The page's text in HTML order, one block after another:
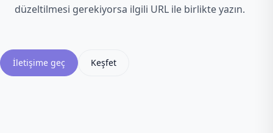
düzeltilmesi gerekiyorsa ilgili URL ile birlikte yazın.
İletişime geç Keşfet